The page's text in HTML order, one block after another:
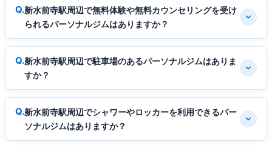
新水前寺駅周辺で無料体験や無料カウンセリングを受け
られるパーソナルジムはありますか？
新水前寺駅周辺で駐車場のあるパーソナルジムはありま
すか？
新水前寺駅周辺でシャワーやロッカーを利用できるパー
ソナルジムはありますか？